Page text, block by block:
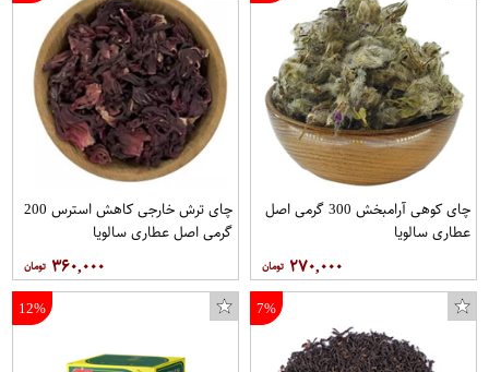
چای کوهی آرامبخش 300 گرمی اصل
عطاری سالویا
۲۷۰,۰۰۰
چای ترش خارجی کاهش استرس 200
گرمی اصل عطاری سالویا
۳۶۰,۰۰۰
7%
12%